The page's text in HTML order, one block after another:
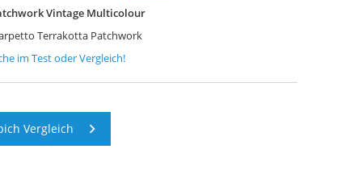
Vintage Multicolour
Terrakotta Patchwork
im Test oder Vergleich!
Vergleich